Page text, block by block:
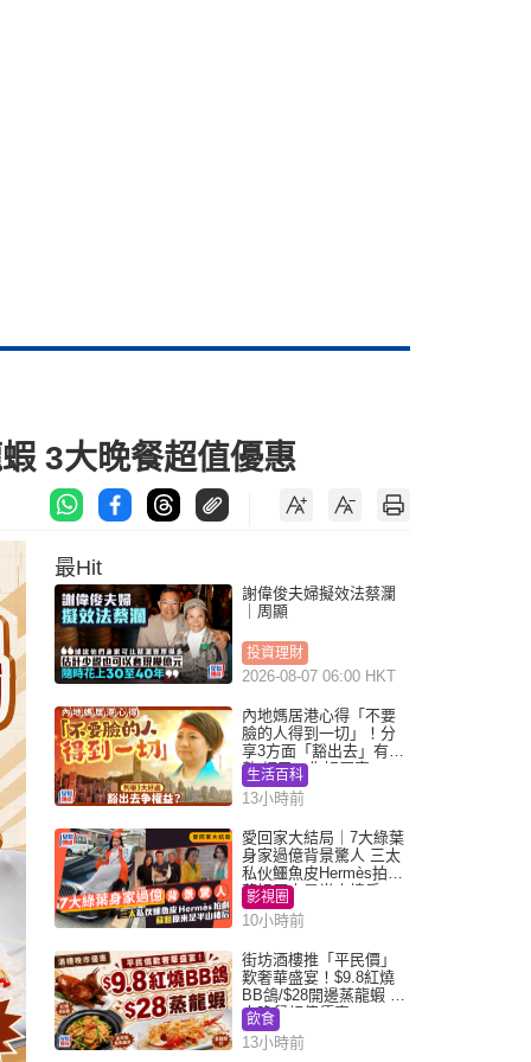
3大晚餐超值優惠
最Hit
謝偉俊夫婦擬效法蔡瀾
｜周顯
投資理財
2026-08-07 06:00 HKT
內地媽居港心得「不要
臉的人得到一切」！分
享3方面「豁出去」有著
數 網民：你好厲害
生活百科
13小時前
愛回家大結局｜7大綠葉
身家過億背景驚人 三太
私伙鱷魚皮Hermès拍劇
蘇姐原來是半山樓后
影視圈
10小時前
街坊酒樓推「平民價」
歎奢華盛宴！$9.8紅燒
BB鴿/$28開邊蒸龍蝦 3
大晚餐超值優惠
飲食
13小時前